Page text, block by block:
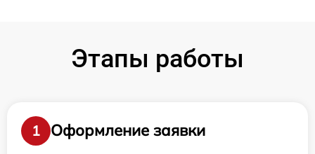
Этапы работы
1
Оформление заявки